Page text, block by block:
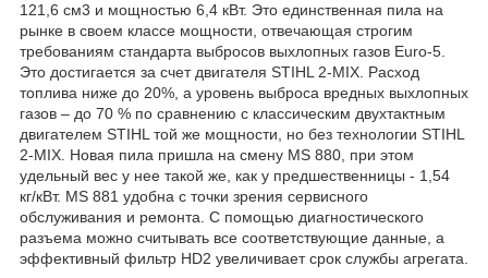
121,6 см3 и мощностью 6,4 кВт. Это единственная пила на
рынке в своем классе мощности, отвечающая строгим
требованиям стандарта выбросов выхлопных газов Euro-5.
Это достигается за счет двигателя STIHL 2-MIX. Расход
топлива ниже до 20%, а уровень выброса вредных выхлопных
газов – до 70 % по сравнению с классическим двухтактным
двигателем STIHL той же мощности, но без технологии STIHL
2-MIX. Новая пила пришла на смену MS 880, при этом
удельный вес у нее такой же, как у предшественницы - 1,54
кг/кВт. MS 881 удобна с точки зрения сервисного
обслуживания и ремонта. С помощью диагностического
разъема можно считывать все соответствующие данные, а
эффективный фильтр HD2 увеличивает срок службы агрегата.